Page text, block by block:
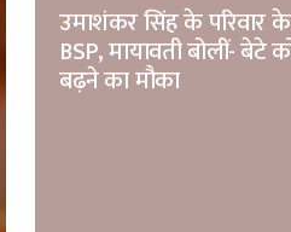
उमाशंकर सिंह के परिवार
BSP, मायावती बोलीं-
बढ़ने का मौका